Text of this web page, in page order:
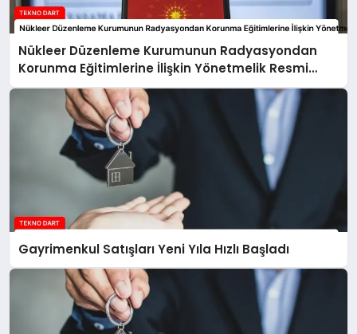
Nükleer Düzenleme Kurumunun Radyasyondan
Korunma Eğitimlerine İlişkin Yönetmelik Resmi
Gazete’de Yayımlandı
Gayrimenkul Satışları Yeni Yıla Hızlı Başladı